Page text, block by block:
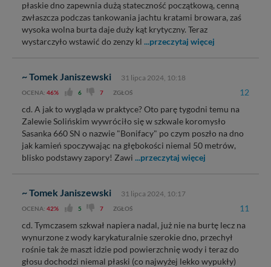
płaskie dno zapewnia dużą stateczność początkową, cenną
zwłaszcza podczas tankowania jachtu kratami browara, zaś
wysoka wolna burta daje duży kąt krytyczny. Teraz
wystarczyło wstawić do zenzy kl ...przeczytaj więcej
~ Tomek Janiszewski 31 lipca 2024, 10:18
OCENA: 46% 6 7 ZGŁOŚ 12
cd. A jak to wygląda w praktyce? Oto parę tygodni temu na
Zalewie Solińskim wywróciło się w szkwale koromysło
Sasanka 660 SN o nazwie "Bonifacy" po czym poszło na dno
jak kamień spoczywając na głębokości niemal 50 metrów,
blisko podstawy zapory! Zawi ...przeczytaj więcej
~ Tomek Janiszewski 31 lipca 2024, 10:17
OCENA: 42% 5 7 ZGŁOŚ 11
cd. Tymczasem szkwał napiera nadal, już nie na burtę lecz na
wynurzone z wody karykaturalnie szerokie dno, przechył
rośnie tak że maszt idzie pod powierzchnię wody i teraz do
głosu dochodzi niemal płaski (co najwyżej lekko wypukły)